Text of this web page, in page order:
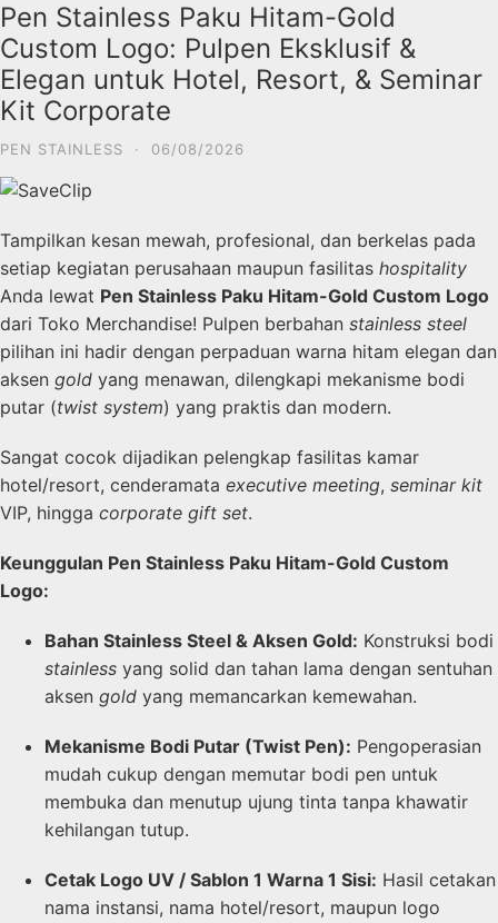
Pen Stainless Paku Hitam-Gold
Custom Logo: Pulpen Eksklusif &
Elegan untuk Hotel, Resort, & Seminar
Kit Corporate
PEN STAINLESS · 06/08/2026
Tampilkan kesan mewah, profesional, dan berkelas pada
setiap kegiatan perusahaan maupun fasilitas hospitality
Anda lewat Pen Stainless Paku Hitam-Gold Custom Logo
dari Toko Merchandise! Pulpen berbahan stainless steel
pilihan ini hadir dengan perpaduan warna hitam elegan dan
aksen gold yang menawan, dilengkapi mekanisme bodi
putar (twist system) yang praktis dan modern.
Sangat cocok dijadikan pelengkap fasilitas kamar
hotel/resort, cenderamata executive meeting, seminar kit
VIP, hingga corporate gift set.
Keunggulan Pen Stainless Paku Hitam-Gold Custom
Logo:
Bahan Stainless Steel & Aksen Gold: Konstruksi bodi
stainless yang solid dan tahan lama dengan sentuhan
aksen gold yang memancarkan kemewahan.
Mekanisme Bodi Putar (Twist Pen): Pengoperasian
mudah cukup dengan memutar bodi pen untuk
membuka dan menutup ujung tinta tanpa khawatir
kehilangan tutup.
Cetak Logo UV / Sablon 1 Warna 1 Sisi: Hasil cetakan
nama instansi, nama hotel/resort, maupun logo